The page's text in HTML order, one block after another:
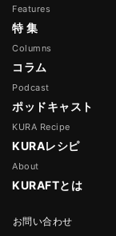
Features
特 集
Columns
コラム
Podcast
ポッドキャスト
KURA Recipe
KURAレシピ
About
KURAFTとは
お問い合わせ